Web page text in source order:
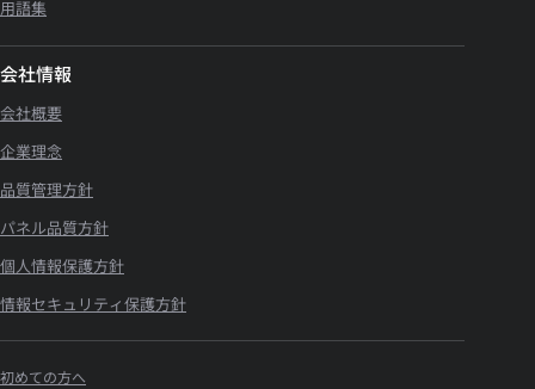
用語集
会社情報
会社概要
企業理念
品質管理方針
パネル品質方針
個人情報保護方針
情報セキュリティ保護方針
初めての方へ